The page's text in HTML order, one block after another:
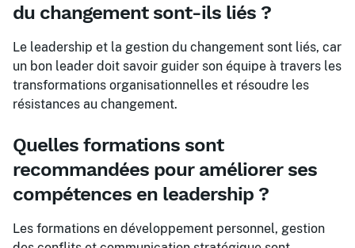
du changement sont-ils liés ?
Le leadership et la gestion du changement sont liés, car
un bon leader doit savoir guider son équipe à travers les
transformations organisationnelles et résoudre les
résistances au changement.
Quelles formations sont
recommandées pour améliorer ses
compétences en leadership ?
Les formations en développement personnel, gestion